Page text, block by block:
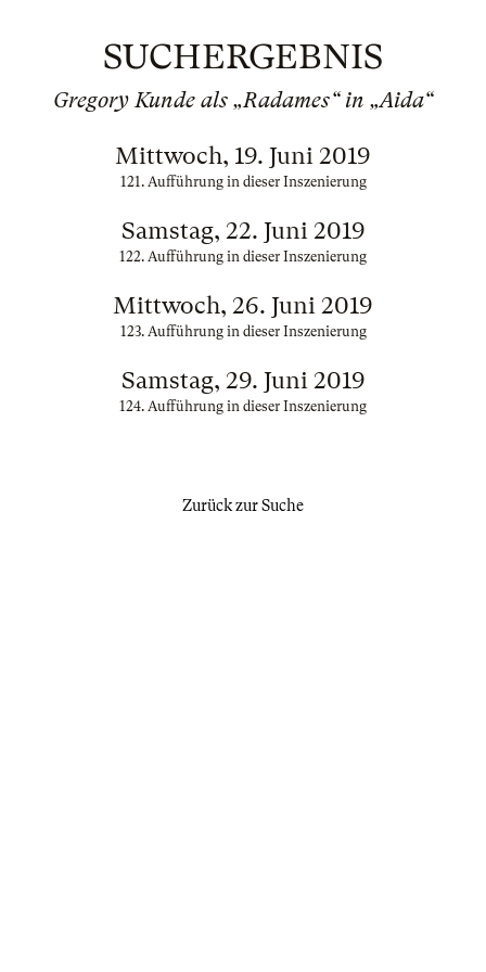
SUCHERGEBNIS
Gregory Kunde als „Radames“ in „Aida“
Mittwoch, 19. Juni 2019
121. Aufführung in dieser Inszenierung
Samstag, 22. Juni 2019
122. Aufführung in dieser Inszenierung
Mittwoch, 26. Juni 2019
123. Aufführung in dieser Inszenierung
Samstag, 29. Juni 2019
124. Aufführung in dieser Inszenierung
Zurück zur Suche